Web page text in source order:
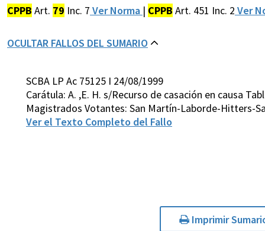
CPPB Art. 79 Inc. 7 Ver Norma | CPPB Art. 451 Inc. 2 Ver
OCULTAR FALLOS DEL SUMARIO
SCBA LP Ac 75125 I 24/08/1999
Carátula: A. ,E. H. s/Recurso de casación en causa
Magistrados Votantes: San Martín-Laborde-Hitters-
Ver el Texto Completo del Fallo
Imprimir